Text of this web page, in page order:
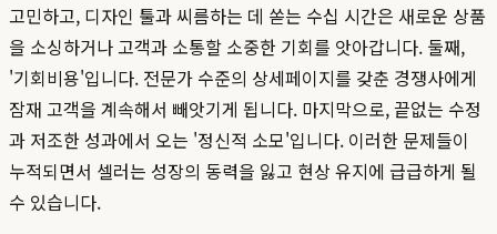
고민하고, 디자인 툴과 씨름하는 데 쏟는 수십 시간은 새로운 상품
을 소싱하거나 고객과 소통할 소중한 기회를 앗아갑니다. 둘째,
'기회비용'입니다. 전문가 수준의 상세페이지를 갖춘 경쟁사에게
잠재 고객을 계속해서 빼앗기게 됩니다. 마지막으로, 끝없는 수정
과 저조한 성과에서 오는 '정신적 소모'입니다. 이러한 문제들이
누적되면서 셀러는 성장의 동력을 잃고 현상 유지에 급급하게 될
수 있습니다.